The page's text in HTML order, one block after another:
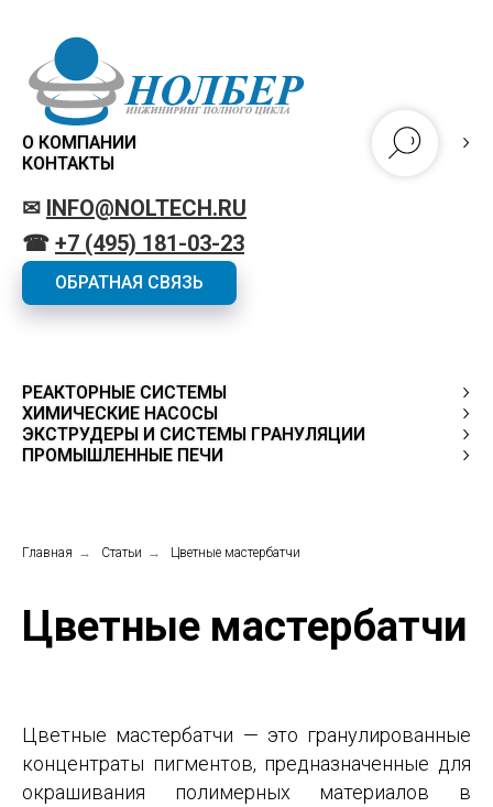
О КОМПАНИИ
КОНТАКТЫ
✉ INFO@NOLTECH.RU
☎ +7 (495) 181-03-23
ОБРАТНАЯ СВЯЗЬ
РЕАКТОРНЫЕ СИСТЕМЫ
ХИМИЧЕСКИЕ НАСОСЫ
ЭКСТРУДЕРЫ И СИСТЕМЫ ГРАНУЛЯЦИИ
ПРОМЫШЛЕННЫЕ ПЕЧИ
Главная → Статьи → Цветные мастербатчи
Цветные мастербатчи
Цветные мастербатчи — это гранулированные
концентраты пигментов, предназначенные для
окрашивания полимерных материалов в